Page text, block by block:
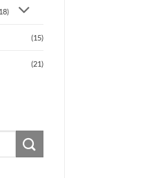
(15)
(21)